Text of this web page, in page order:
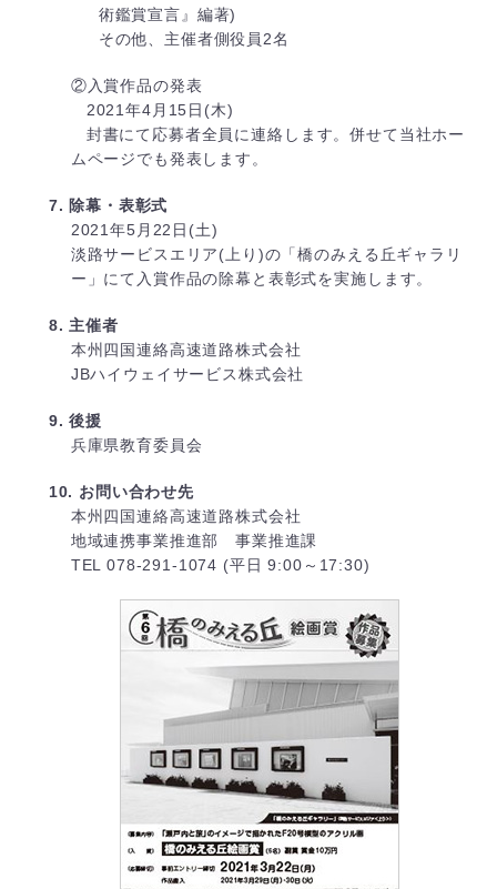
術鑑賞宣言』編著)
その他、主催者側役員2名
②入賞作品の発表
2021年4月15日(木)
封書にて 応募者全員に連絡します。併せて当社ホー
ムページでも発表します。
7. 除幕・表彰式
2021年5月22日(土)
淡路サービスエリア(上り)の「橋のみえる丘ギャラリ
ー」にて入賞作品の除幕と表彰式を実施します。
8. 主催者
本州四国連絡高速道路株式会社
JBハイウェイサービス株式会社
9. 後援
兵庫県教育委員会
10. お問い合わせ先
本州四国連絡高速道路株式会社
地域連携事業推進部 事業推進課
TEL 078-291-1074 (平日 9:00～17:30)